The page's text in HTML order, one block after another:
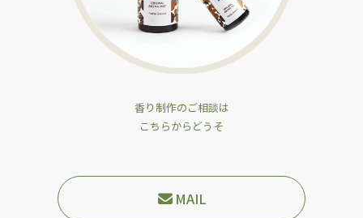
香り制作のご相談は
こちらからどうそ
MAIL